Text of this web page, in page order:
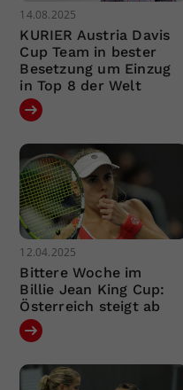
14.08.2025
KURIER Austria Davis
Cup Team in bester
Besetzung um Einzug
in Top 8 der Welt
12.04.2025
Bittere Woche im
Billie Jean King Cup:
Österreich steigt ab